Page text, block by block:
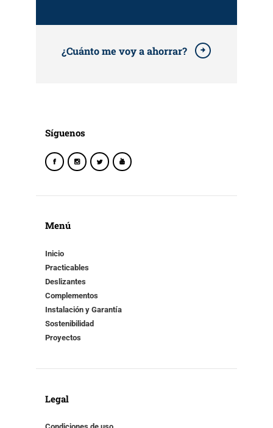
¿Cuánto me voy a ahorrar?
Síguenos
Menú
Inicio
Practicables
Deslizantes
Complementos
Instalación y Garantía
Sostenibilidad
Proyectos
Legal